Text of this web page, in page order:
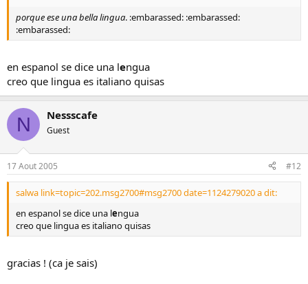
porque ese una bella lingua. :embarassed: :embarassed:
:embarassed:
en espanol se dice una lengua
creo que lingua es italiano quisas
N Nessscafe
Guest
17 Aout 2005 #12
salwa link=topic=202.msg2700#msg2700 date=1124279020 a dit:
en espanol se dice una lengua
creo que lingua es italiano quisas
gracias ! (ca je sais)